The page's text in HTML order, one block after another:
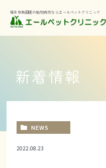
福生市南田園の動物病院ならエールペットクリニック
新着情報
NEWS
2022.08.23